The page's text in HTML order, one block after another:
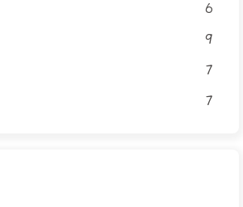
6
9
7
7